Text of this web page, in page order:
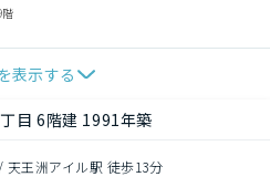
階
表示する
目 6階建 1991年築
天王洲アイル駅 徒歩13分